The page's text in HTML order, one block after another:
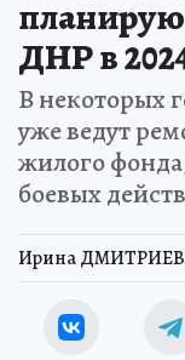
ДНР в
В некоторых
уже ведут
жилого
боевых
Ирина